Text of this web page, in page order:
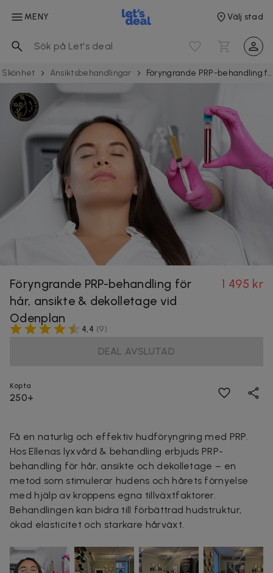
MENY Välj stad
Skönhet Ansiktsbehandlingar Föryngrande PRP-behandling för hår, ansikte & dekolletage vid Odenplan
Föryngrande PRP-behandling för
hår, ansikte & dekolletage vid
Odenplan
1 495 kr
4,4 (9)
DEAL AVSLUTAD
Köpta
250+
Få en naturlig och effektiv hudföryngring med PRP.
Hos Ellenas lyxvård & behandling erbjuds PRP-
behandling för hår, ansikte och dekolletage – en
metod som stimulerar hudens och hårets förnyelse
med hjälp av kroppens egna tillväxtfaktorer.
Behandlingen kan bidra till förbättrad hudstruktur,
ökad elasticitet och starkare hårväxt.